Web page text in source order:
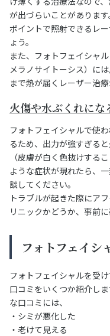
が出づらいことがありま
ポイントで照射できるレ
ょう。
また、フォトフェイシャ
メラノサイトーシス）に
まで熱が届くレーザー治療
火傷や水ぶくれにな
フォトフェイシャルで使
るため、出力が強すぎる
（皮膚が白く色抜けする
ような症状が現れたら、
談してください。
トラブルが起きた際にア
リニックかどうか、事前
フォトフェイシ
フォトフェイシャルを受
口コミをいくつか紹介し
な口コミには、
・シミが悪化した
・老けて見える